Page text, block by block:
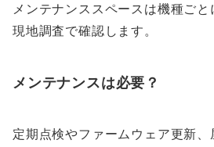
メンテナンススペースは機種ごと
現地調査で確認します。
メンテナンスは必要？
定期点検やファームウェア更新